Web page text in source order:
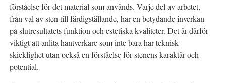
förståelse för det material som används. Varje del av arbetet,
från val av sten till färdigställande, har en betydande inverkan
på slutresultatets funktion och estetiska kvaliteter. Det är därför
viktigt att anlita hantverkare som inte bara har teknisk
skicklighet utan också en förståelse för stenens karaktär och
potential.